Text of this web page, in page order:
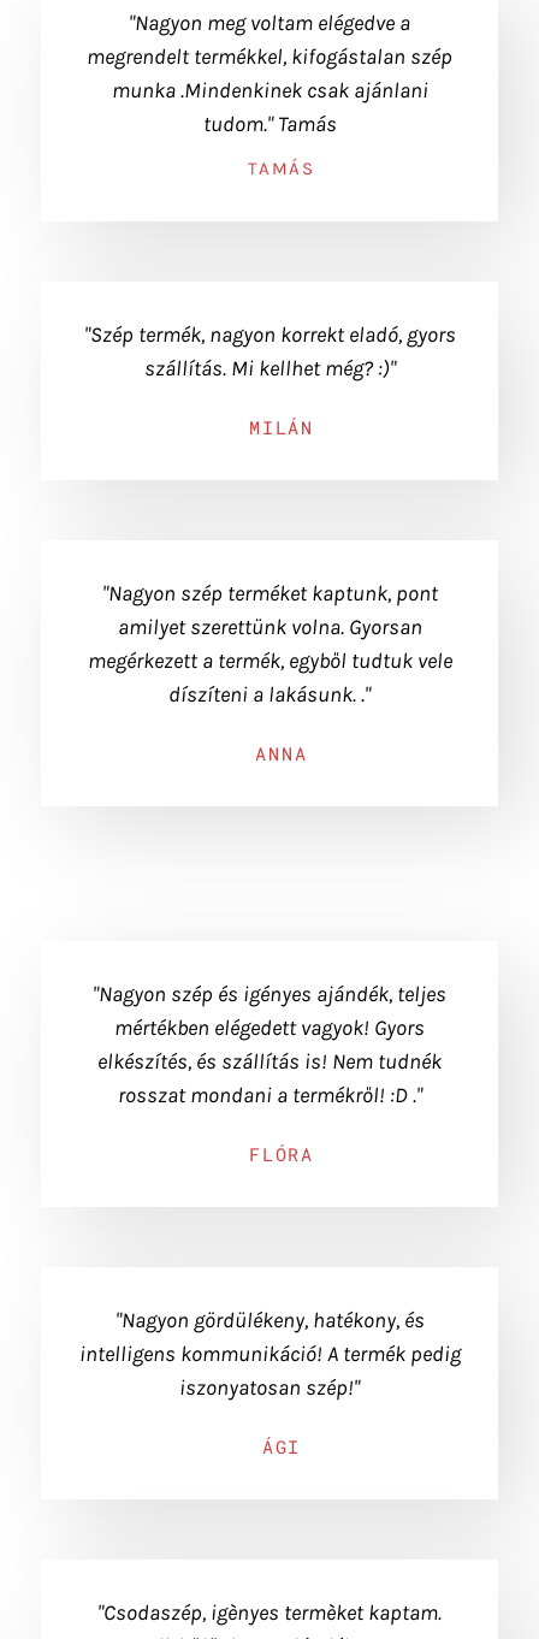
"Nagyon meg voltam elégedve a
megrendelt termékkel, kifogástalan szép
munka .Mindenkinek csak ajánlani
tudom." Tamás
TAMÁS
"Szép termék, nagyon korrekt eladó, gyors
szállítás. Mi kellhet még? :)"
MILÁN
"Nagyon szép terméket kaptunk, pont
amilyet szerettünk volna. Gyorsan
megérkezett a termék, egyből tudtuk vele
díszíteni a lakásunk. ."
ANNA
"Nagyon szép és igényes ajándék, teljes
mértékben elégedett vagyok! Gyors
elkészítés, és szállítás is! Nem tudnék
rosszat mondani a termékről! :D ."
FLÓRA
"Nagyon gördülékeny, hatékony, és
intelligens kommunikáció! A termék pedig
iszonyatosan szép!"
ÁGI
"Csodaszép, igènyes termèket kaptam.